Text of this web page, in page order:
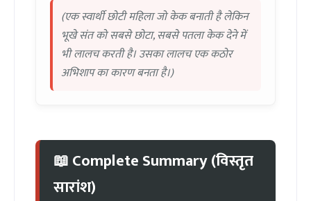
(एक स्वार्थी छोटी महिला जो केक बनाती है लेकिन
भूखे संत को सबसे छोटा, सबसे पतला केक देने में
भी लालच करती है। उसका लालच एक कठोर
अभिशाप का कारण बनता है।)
📖 Complete Summary (विस्तृत
सारांश)